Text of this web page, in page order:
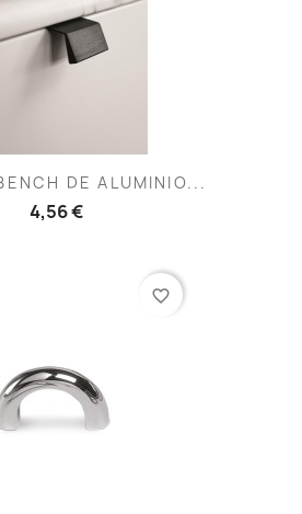
DE ALUMINIO...
4,56 €
favorite_border